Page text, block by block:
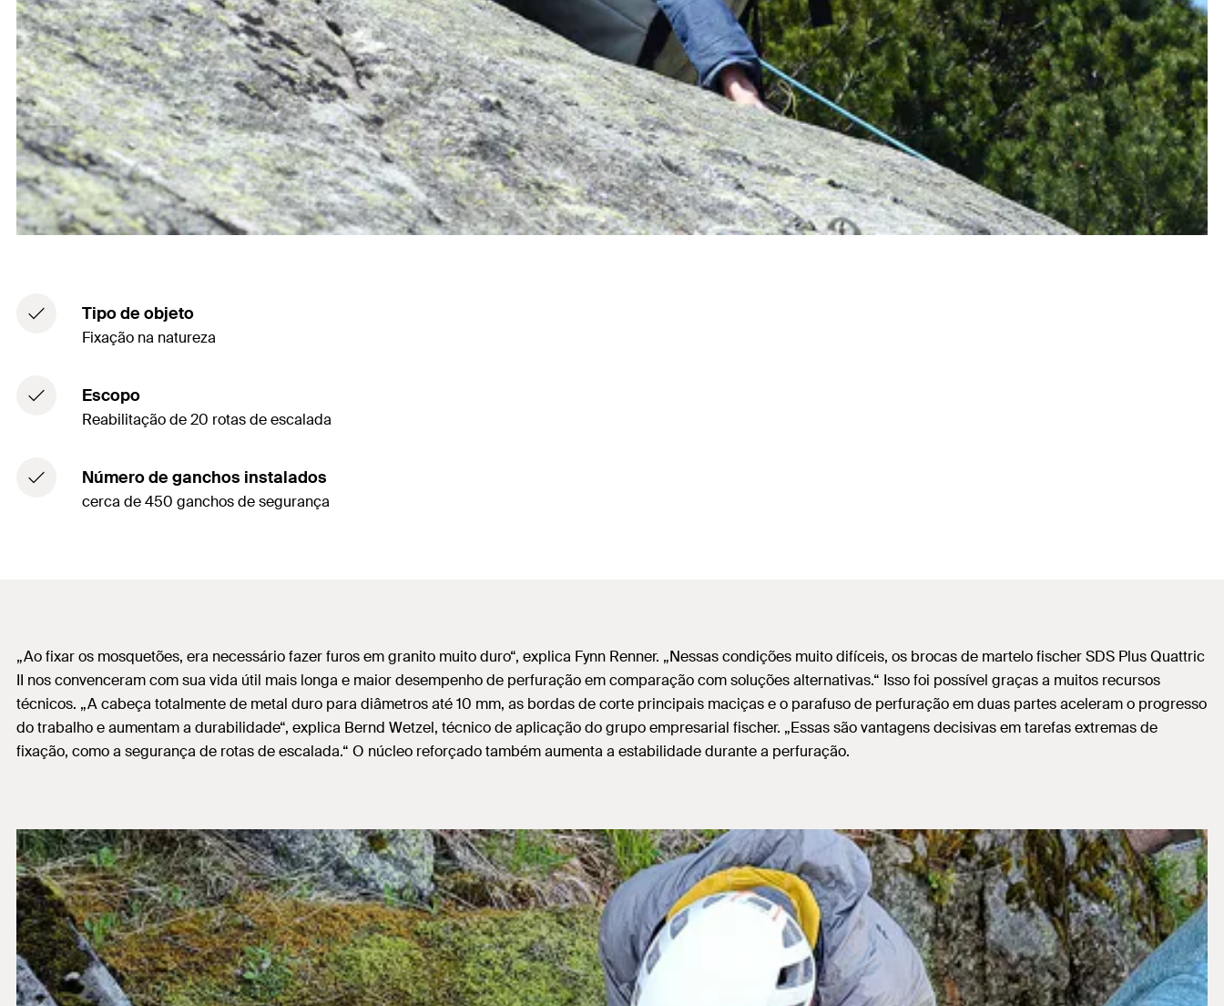
Tipo de objeto
Fixação na natureza
Escopo
Reabilitação de 20 rotas de escalada
Número de ganchos instalados
cerca de 450 ganchos de segurança
„Ao fixar os mosquetões, era necessário fazer furos em granito muito duro“, explica Fynn Renner. „Nessas condições muito difíceis, os brocas de martelo fischer SDS Plus Quattric
II nos convenceram com sua vida útil mais longa e maior desempenho de perfuração em comparação com soluções alternativas.“ Isso foi possível graças a muitos recursos
técnicos. „A cabeça totalmente de metal duro para diâmetros até 10 mm, as bordas de corte principais maciças e o parafuso de perfuração em duas partes aceleram o progresso
do trabalho e aumentam a durabilidade“, explica Bernd Wetzel, técnico de aplicação do grupo empresarial fischer. „Essas são vantagens decisivas em tarefas extremas de
fixação, como a segurança de rotas de escalada.“ O núcleo reforçado também aumenta a estabilidade durante a perfuração.